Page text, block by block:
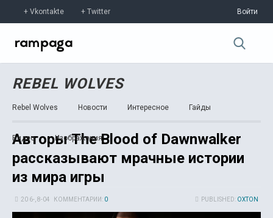
Vkontakte Twitter Войти
REBEL WOLVES
Rebel Wolves Новости Интересное Гайды
Видео Изображения
Авторы The Blood of Dawnwalker
рассказывают мрачные истории
из мира игры
PUBLISHED: OXTON
20 6-, 8-04 КОММЕНТАРИИ: 0